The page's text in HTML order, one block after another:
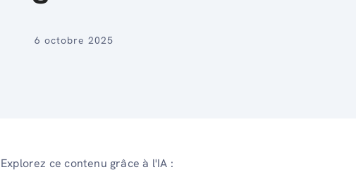
6 octobre 2025
Explorez ce contenu grâce à l'IA :